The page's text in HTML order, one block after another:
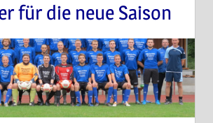
für die neue Saison